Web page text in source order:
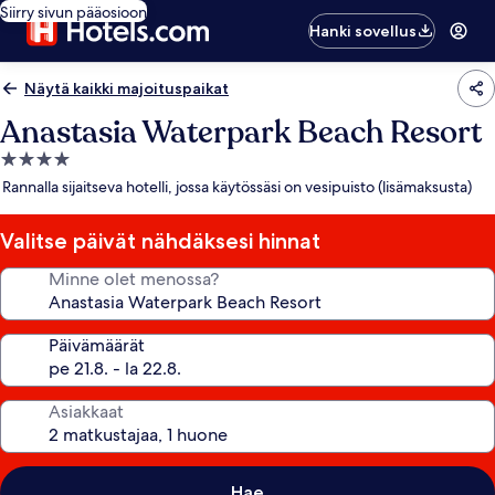
Siirry sivun pääosioon
Hanki sovellus
Näytä kaikki majoituspaikat
Anastasia Waterpark Beach Resort
4.0
tähden
Rannalla sijaitseva hotelli, jossa käytössäsi on vesipuisto (lisämaksusta)
Valitse päivät nähdäksesi hinnat
Minne olet menossa?
Päivämäärät
Asiakkaat